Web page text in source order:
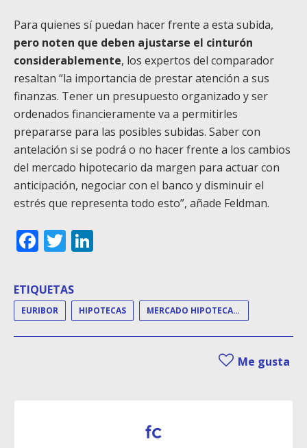
Para quienes sí puedan hacer frente a esta subida,
pero noten que deben ajustarse el cinturón
considerablemente, los expertos del comparador
resaltan “la importancia de prestar atención a sus
finanzas. Tener un presupuesto organizado y ser
ordenados financieramente va a permitirles
prepararse para las posibles subidas. Saber con
antelación si se podrá o no hacer frente a los cambios
del mercado hipotecario da margen para actuar con
anticipación, negociar con el banco y disminuir el
estrés que representa todo esto”, añade Feldman.
Facebook
Twitter
ETIQUETAS
EURIBOR HIPOTECAS MERCADO HIPOTECARIO
Me gusta